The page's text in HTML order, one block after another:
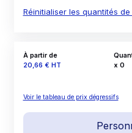
Réinitialiser les quantités
À partir de
Prix
20,66 € HT
x 0
Voir le tableau de prix dégressifs